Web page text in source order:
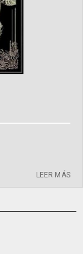
LEER MÁS